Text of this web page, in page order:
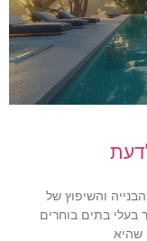
והשיפוץ של
בעלי בתים בוחרים
שהיא